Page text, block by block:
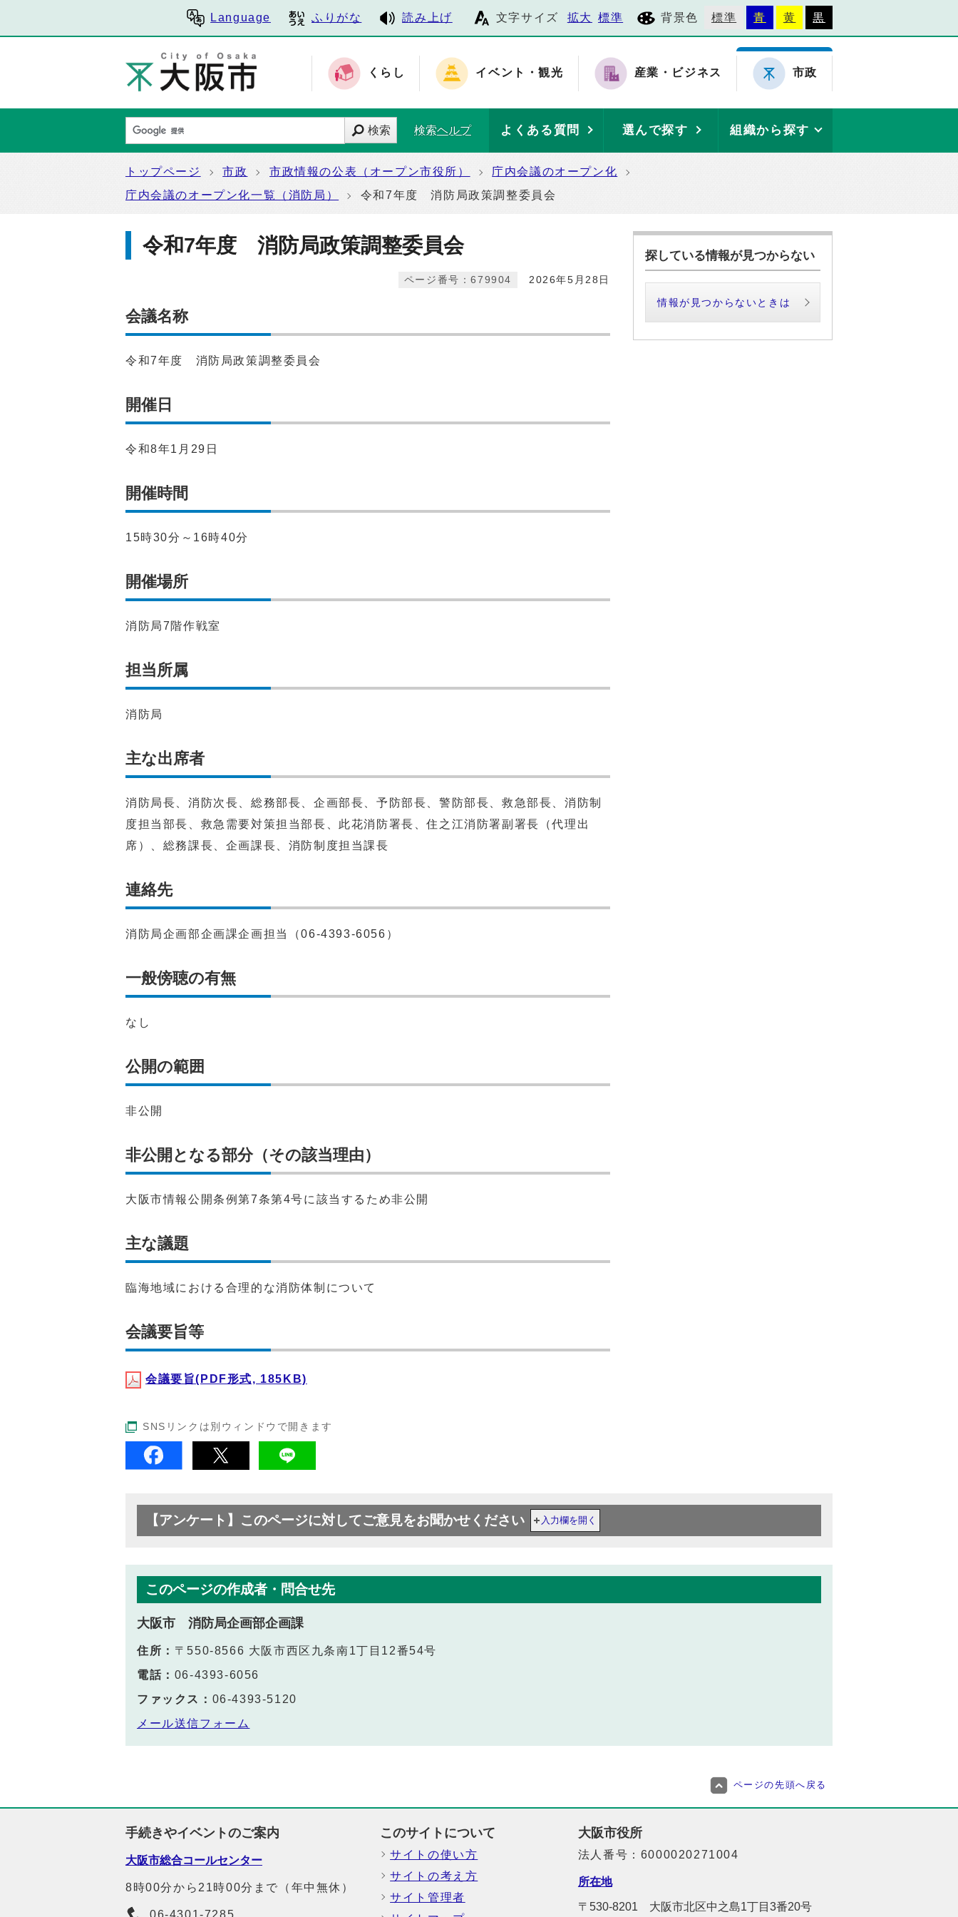
Language ふりがな 読み上げ 文字サイズ 拡大 標準 背景色 標準 青 黄 黒
くらし イベント・観光 産業・ビジネス 市政
検索 検索ヘルプ よくある質問 選んで探す 組織から探す
トップページ 市政 市政情報の公表（オープン市役所）
庁内会議のオープン化
庁内会議のオープン化一覧（消防局）
令和7年度 消防局政策調整委員会
令和7年度 消防局政策調整委員会
2026年5月28日
ページ番号：679904
会議名称
令和7年度 消防局政策調整委員会
開催日
令和8年1月29日
開催時間
15時30分～16時40分
開催場所
消防局7階作戦室
担当所属
消防局
主な出席者
消防局長、消防次長、総務部長、企画部長、予防部長、警防部長、救急部長、消防制
度担当部長、救急需要対策担当部長、此花消防署長、住之江消防署副署長（代理出
席）、総務課長、企画課長、消防制度担当課長
連絡先
消防局企画部企画課企画担当（06-4393-6056）
一般傍聴の有無
なし
公開の範囲
非公開
非公開となる部分（その該当理由）
大阪市情報公開条例第7条第4号に該当するため非公開
主な議題
臨海地域における合理的な消防体制について
会議要旨等
会議要旨(PDF形式, 185KB)
SNSリンクは別ウィンドウで開きます
探している情報が見つからない
情報が見つからないときは
【アンケート】このページに対してご意見をお聞かせください 入力欄を開く
このページの作成者・問合せ先
大阪市 消防局企画部企画課
住所： 〒550-8566 大阪市西区九条南1丁目12番54号
電話： 06-4393-6056
ファックス： 06-4393-5120
メール送信フォーム
ページの先頭へ戻る
手続きやイベントのご案内
大阪市総合コールセンター
8時00分から21時00分まで（年中無休）
06-4301-7285
このサイトについて
サイトの使い方
サイトの考え方
サイト管理者
大阪市役所
法人番号：6000020271004
所在地
〒530-8201 大阪市北区中之島1丁目3番20号